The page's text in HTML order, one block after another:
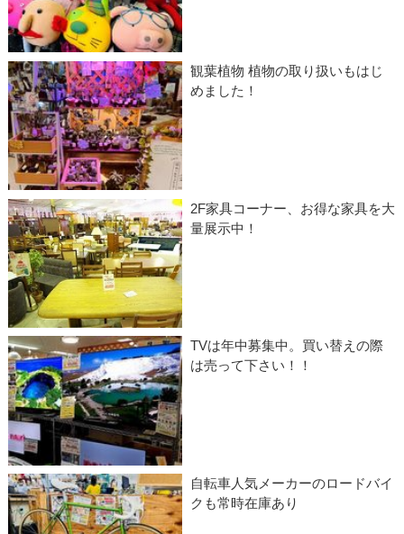
観葉植物 植物の取り扱いもはじ
めました！
2F家具コーナー、お得な家具を大
量展示中！
TVは年中募集中。買い替えの際
は売って下さい！！
自転車人気メーカーのロードバイ
クも常時在庫あり